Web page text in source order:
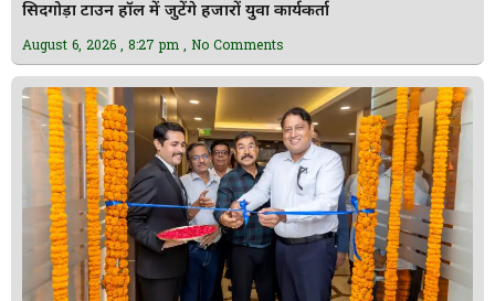
सिदगोड़ा टाउन हॉल में जुटेंगे हजारों युवा कार्यकर्ता
August 6, 2026 8:27 pm No Comments